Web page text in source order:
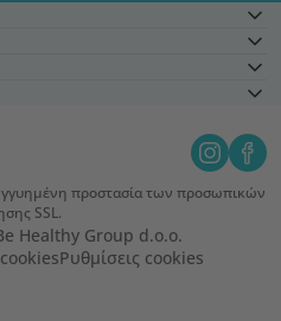
προστασία των προσωπικών
SSL.
Healthy Group d.o.o.
Ρυθμίσεις cookies